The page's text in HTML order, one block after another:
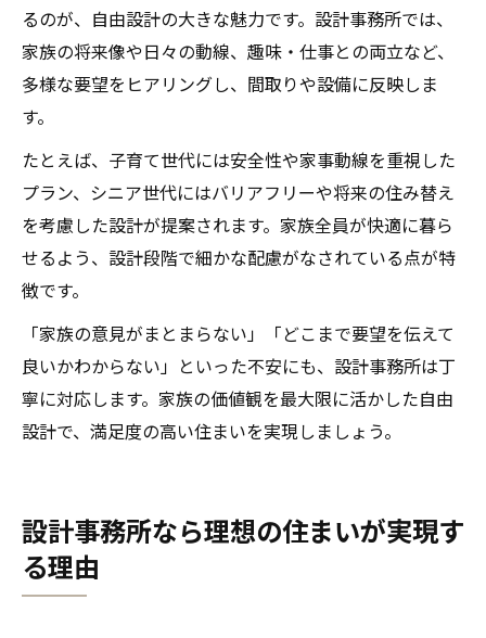
るのが、自由設計の大きな魅力です。設計事務所では、
家族の将来像や日々の動線、趣味・仕事との両立など、
多様な要望をヒアリングし、間取りや設備に反映しま
す。
たとえば、子育て世代には安全性や家事動線を重視した
プラン、シニア世代にはバリアフリーや将来の住み替え
を考慮した設計が提案されます。家族全員が快適に暮ら
せるよう、設計段階で細かな配慮がなされている点が特
徴です。
「家族の意見がまとまらない」「どこまで要望を伝えて
良いかわからない」といった不安にも、設計事務所は丁
寧に対応します。家族の価値観を最大限に活かした自由
設計で、満足度の高い住まいを実現しましょう。
設計事務所なら理想の住まいが実現す
る理由